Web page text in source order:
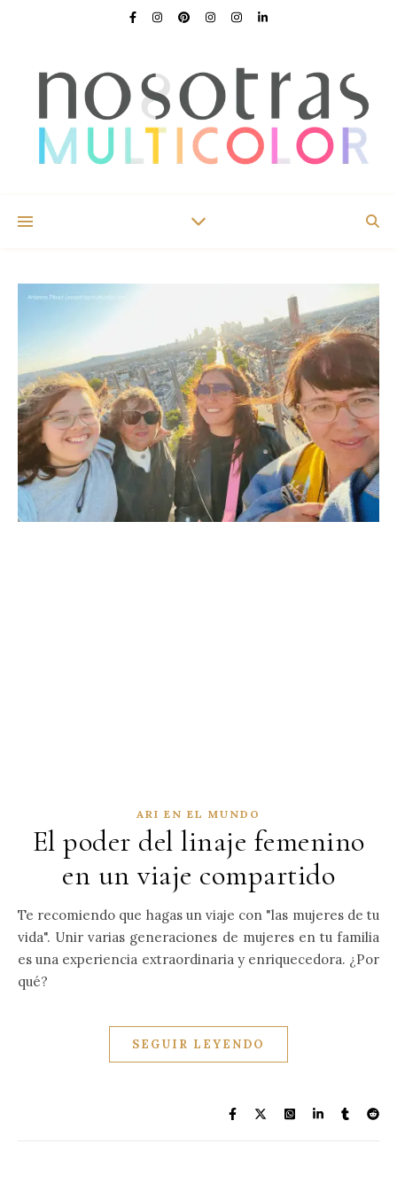
ARI EN EL MUNDO
El poder del linaje femenino
en un viaje compartido
Te recomiendo que hagas un viaje con "las mujeres de tu
vida". Unir varias generaciones de mujeres en tu familia
es una experiencia extraordinaria y enriquecedora. ¿Por
qué?
SEGUIR LEYENDO